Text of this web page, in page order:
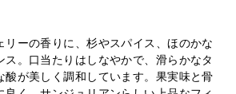
リーの香りに、杉やスパイス、ほのかな
ス。口当たりはしなやかで、滑らかなタ
酸が美しく調和しています。果実味と骨